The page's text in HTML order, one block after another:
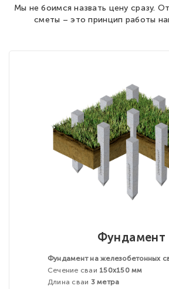
Мы не боимся назвать цену сразу.
сметы – это принцип работы
Фундамент
Фундамент на железобетонных
Сечение сваи 150х150 мм
Длина сваи 3 метра